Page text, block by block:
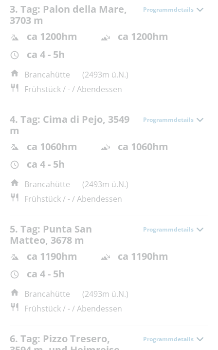
3. Tag: Palon della Mare,
3703 m
Programmdetails
ca 1200hm
ca 1200hm
ca 4 - 5h
Brancahütte
(2493m ü.N.)
Frühstück / - / Abendessen
4. Tag: Cima di Pejo, 3549
m
Programmdetails
ca 1060hm
ca 1060hm
ca 4 - 5h
Brancahütte
(2493m ü.N.)
Frühstück / - / Abendessen
5. Tag: Punta San
Matteo, 3678 m
Programmdetails
ca 1190hm
ca 1190hm
ca 4 - 5h
Brancahütte
(2493m ü.N.)
Frühstück / - / Abendessen
6. Tag: Pizzo Tresero,
Programmdetails